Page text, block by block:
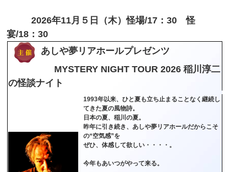
2026年11月５日（木）怪場/17：30 怪
宴/18：30
あしや夢リアホールプレゼンツ
MYSTERY NIGHT TOUR 2026 稲川淳二
の怪談ナイト
1993年以来、ひと夏も立ち止まることなく継続し
てきた夏の風物詩。
日本の夏、稲川の夏。
昨年に引き続き、あしや夢リアホールだからこそ
の“空気感”を
ぜひ、体感して欲しい・・・・。
今年もあいつがやって来る。